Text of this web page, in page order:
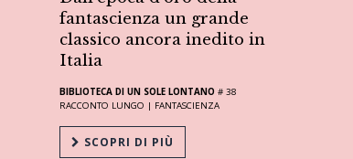
fantascienza un grande
classico ancora inedito in
Italia
BIBLIOTECA DI UN SOLE LONTANO # 38
RACCONTO LUNGO | FANTASCIENZA
SCOPRI DI PIÙ